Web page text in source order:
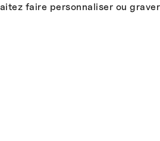
faire personnaliser ou